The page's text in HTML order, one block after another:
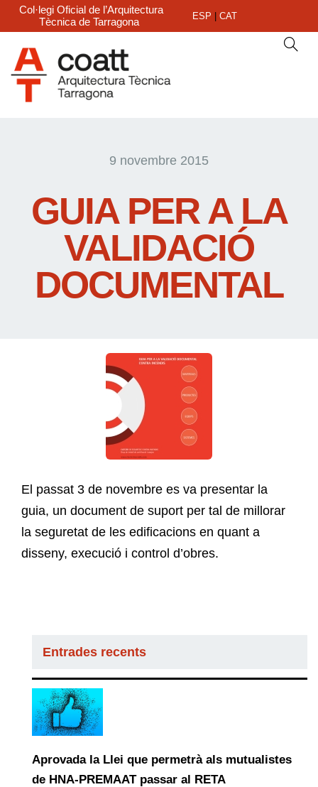
Col·legi Oficial de l’Arquitectura
Tècnica de Tarragona
ESP CAT
9 novembre 2015
GUIA PER A LA
VALIDACIÓ
DOCUMENTAL
El passat 3 de novembre es va presentar la
guia, un document de suport per tal de millorar
la seguretat de les edificacions en quant a
disseny, execució i control d’obres.
Entrades recents
Aprovada la Llei que permetrà als mutualistes
de HNA-PREMAAT passar al RETA